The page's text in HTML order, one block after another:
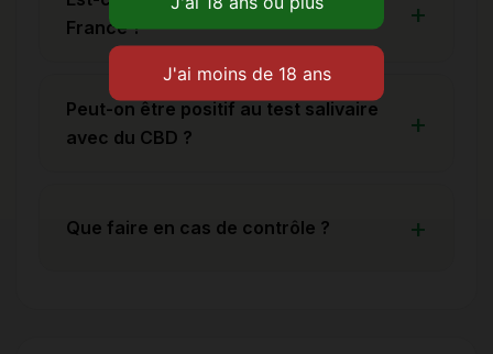
France ?
Peut-on être positif au test salivaire
avec du CBD ?
Que faire en cas de contrôle ?